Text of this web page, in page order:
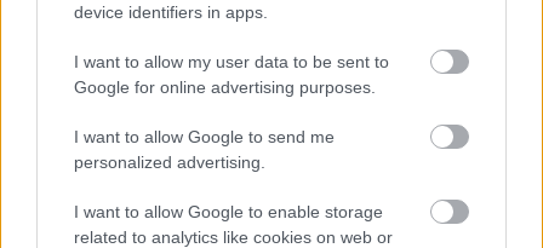
device identifiers in apps.
I want to allow my user data to be sent to
Google for online advertising purposes.
I want to allow Google to send me
personalized advertising.
I want to allow Google to enable storage
related to analytics like cookies on web or
Szerző: Csáka Eszter